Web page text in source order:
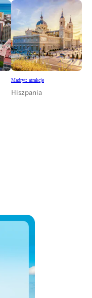
Madryt: atrakcje
Hiszpania